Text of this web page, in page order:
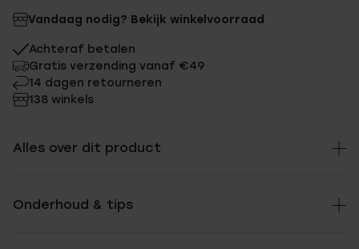
Vandaag nodig? Bekijk winkelvoorraad
Achteraf betalen
Gratis verzending vanaf €49
14 dagen retourneren
138 winkels
Alles over dit product
Onderhoud & tips